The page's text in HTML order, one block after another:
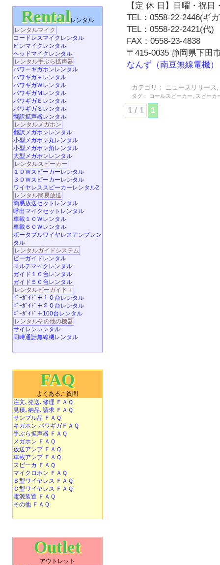
【定 休 日】日曜・祝日
TEL：0558-22-2446(ギ
TEL：0558-22-2421(代)
FAX：0558-23-4838
〒415-0035 静岡県下田
なんず（南豆無線電機）
カテゴリ： ニュースリリース
タグ： コールスピーカー スピーカ
1 / 1 1
Rentalレンタル
レンタルマイク
コードレスマイクレンタル
ピンマイクレンタル
ヘッドマイクレンタル
レンタル手ぶら拡声器
パワーギガホンレンタル
パワギガ＋レンタル
パワギガＷレンタル
パワギガＭレンタル
パワギガＥレンタル
パワギガＳレンタル
翻訳拡声器レンタル
レンタルメガホン
翻訳メガホンレンタル
小型メガホン丸レンタル
小型メガホン角レンタル
大型メガホンレンタル
レンタルスピーカー
１０Ｗスピーカーレンタル
３０Ｗスピーカーレンタル
ワイヤレススピーカーレンタル2
レンタル簡易放送
簡易放送セットレンタル
呼出マイクセットレンタル
車載１０Ｗレンタル
車載６０Ｗレンタル
ポータブルワイヤレスアンプレン
タル
レンタルガイドシステム
ビーガイドレンタル
マルチマイクレンタル
ガイド１０台レンタル
ガイド５０台レンタル
レンタルビーガイド＋
ﾋﾞｰｶﾞｲﾄﾞ＋１０台レンタル
ﾋﾞｰｶﾞｲﾄﾞ＋２０台レンタル
ﾋﾞｰｶﾞｲﾄﾞ＋100台レンタル
レンタルその他の機器
サイレンレンタル
同時通話無線機レンタル
FAQ
よくあるご質問
注文､発送､修理 ＦＡＱ
見積､納品､請求 ＦＡＱ
サンプル品 ＦＡＱ
ギガホン パワギガＦＡＱ
手ぶら拡声器 ＦＡＱ
メガホン ＦＡＱ
放送アンプ ＦＡＱ
車載アンプ ＦＡＱ
スピーカ ＦＡＱ
マイクロホン ＦＡＱ
Ｂ型ワイヤレス ＦＡＱ
Ｃ型ワイヤレス ＦＡＱ
電源装置 ＦＡＱ
その他 ＦＡＱ
Outlet
アウトレット